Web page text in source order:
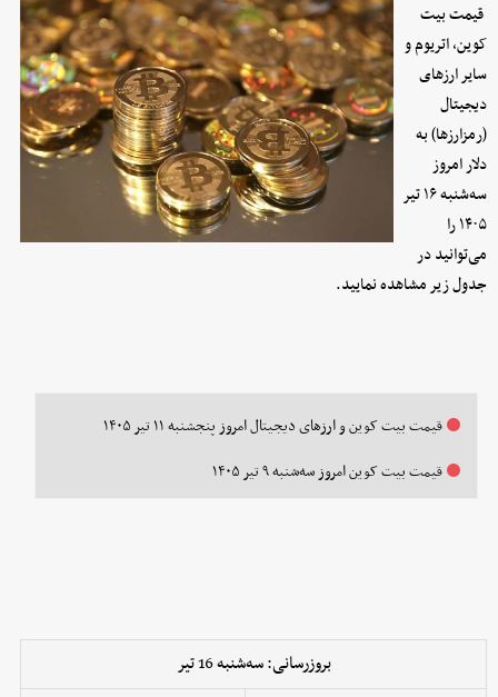
قیمت بیت
کوین، اتریوم و
سایر ارز‌های
دیجیتال
(رمزارزها) به
دلار امروز
سه‌شنبه ۱۶ تیر
۱۴۰۵ را
می‌توانید در
جدول زیر مشاهده نمایید.
قیمت بیت کوین و ارز‌های دیجیتال امروز پنجشنبه ۱۱ تیر ۱۴۰۵
قیمت بیت کوین امروز سه‌شنبه ۹ تیر ۱۴۰۵
بروزرسانی: سه‌شنبه 16 تیر